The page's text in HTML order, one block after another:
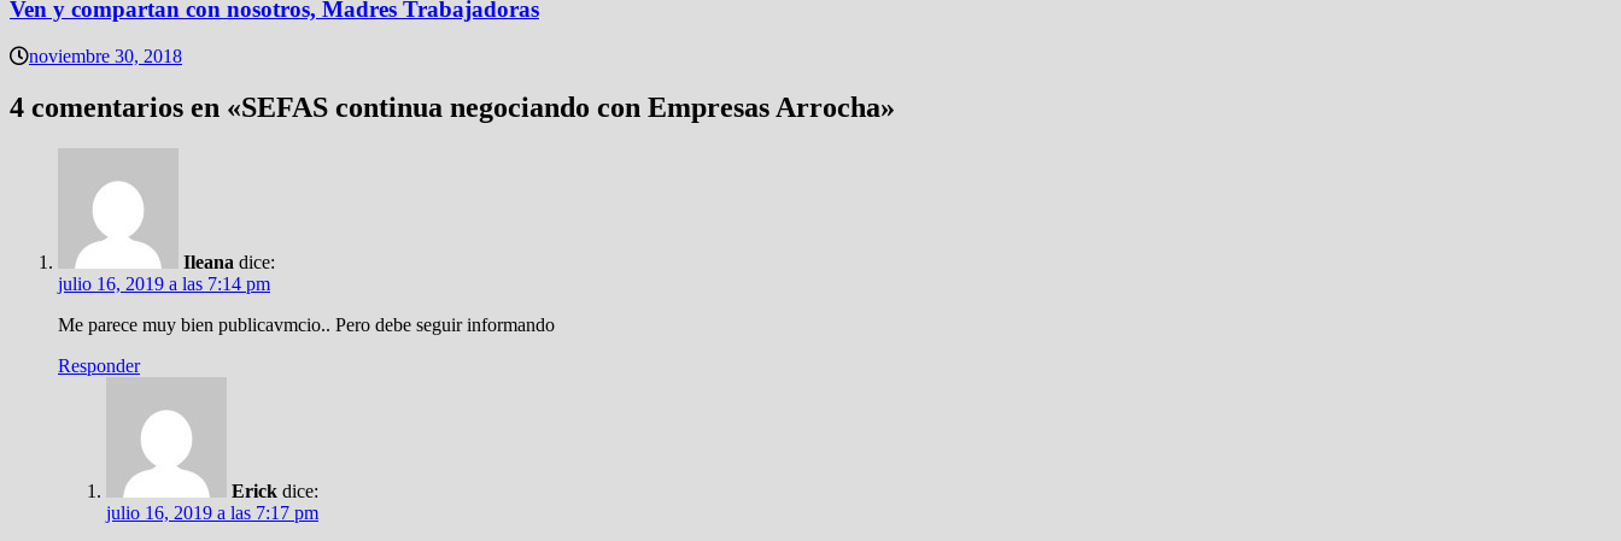
Ven y compartan con nosotros, Madres Trabajadoras
noviembre 30, 2018
4 comentarios en «SEFAS continua negociando con Empresas Arrocha»
Ileana dice:
julio 16, 2019 a las 7:14 pm
Me parece muy bien publicavmcio.. Pero debe seguir informando
Responder
Erick dice:
julio 16, 2019 a las 7:17 pm